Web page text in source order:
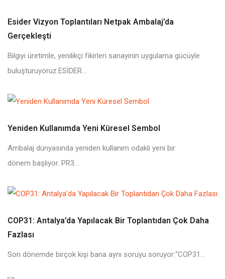
Esider Vizyon Toplantıları Netpak Ambalaj’da
Gerçekleşti
Bilgiyi üretimle, yenilikçi fikirleri sanayinin uygulama gücüyle
buluşturuyoruz.ESİDER...
Yeniden Kullanımda Yeni Küresel Sembol
Ambalaj dünyasında yeniden kullanım odaklı yeni bir
dönem başlıyor. PR3...
COP31: Antalya’da Yapılacak Bir Toplantıdan Çok Daha
Fazlası
Son dönemde birçok kişi bana aynı soruyu soruyor:“COP31...